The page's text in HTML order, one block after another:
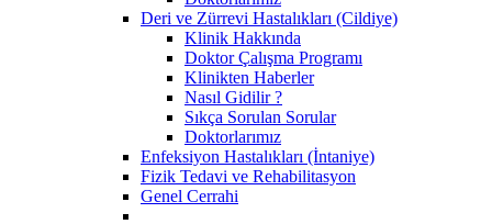
Deri ve Zürrevi Hastalıkları (Cildiye)
Klinik Hakkında
Doktor Çalışma Programı
Klinikten Haberler
Nasıl Gidilir ?
Sıkça Sorulan Sorular
Doktorlarımız
Enfeksiyon Hastalıkları (İntaniye)
Fizik Tedavi ve Rehabilitasyon
Genel Cerrahi